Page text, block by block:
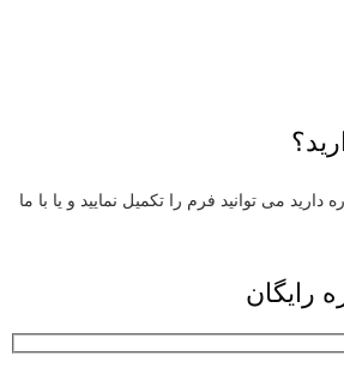
می توانید فرم را تکمیل نمایید و یا با ما
رایگان